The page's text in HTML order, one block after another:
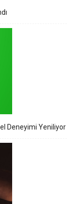
Deneyimi Yeniliyor